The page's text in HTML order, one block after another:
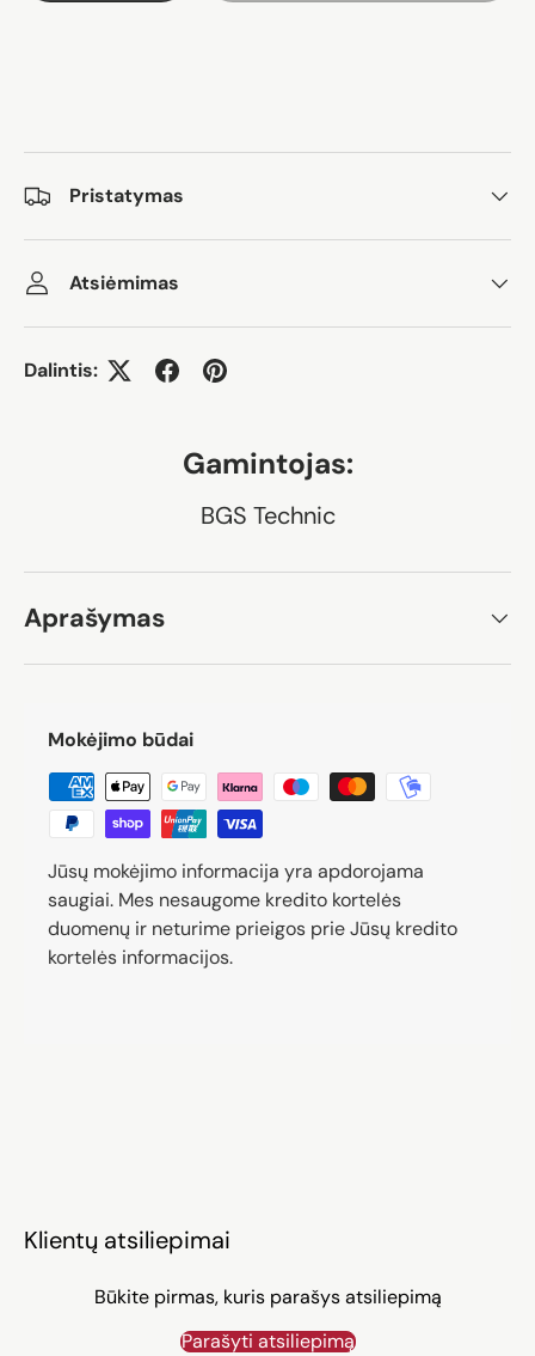
Pristatymas
Atsiėmimas
Dalintis:
Gamintojas:
BGS Technic
Aprašymas
Mokėjimo būdai
Jūsų mokėjimo informacija yra apdorojama
saugiai. Mes nesaugome kredito kortelės
duomenų ir neturime prieigos prie Jūsų kredito
kortelės informacijos.
Klientų atsiliepimai
Būkite pirmas, kuris parašys atsiliepimą
Parašyti atsiliepimą